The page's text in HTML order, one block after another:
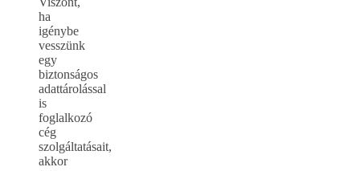
ha
igénybe
vesszünk
egy
biztonságos
adattárolással
is
foglalkozó
cég
szolgáltatásait,
akkor